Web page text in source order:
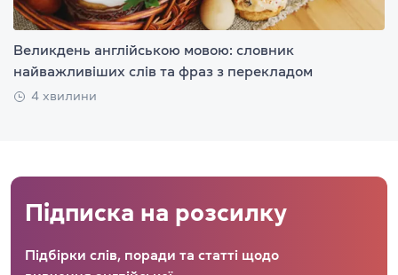
Великдень англійською мовою: словник
найважливіших слів та фраз з перекладом
4 хвилини
Підписка на розсилку
Підбірки слів, поради та статті щодо